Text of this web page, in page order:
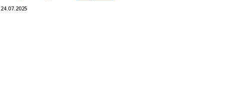
24.07.2025